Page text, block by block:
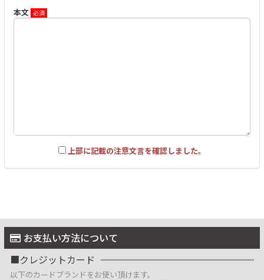
本文
上部に記載の注意文言を確認しました。
お支払い方法について
クレジットカード
以下のカードブランドをお使い頂けます。